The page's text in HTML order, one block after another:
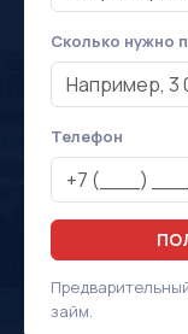
Сколько нужно
Телефон
займ.